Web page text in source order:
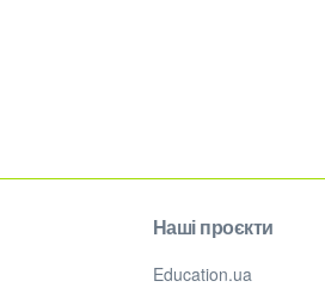
Наші проєкти
Education.ua